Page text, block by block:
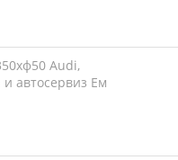
Audi,
автосервиз Ем